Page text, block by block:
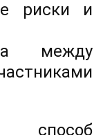
риски и
между
способ